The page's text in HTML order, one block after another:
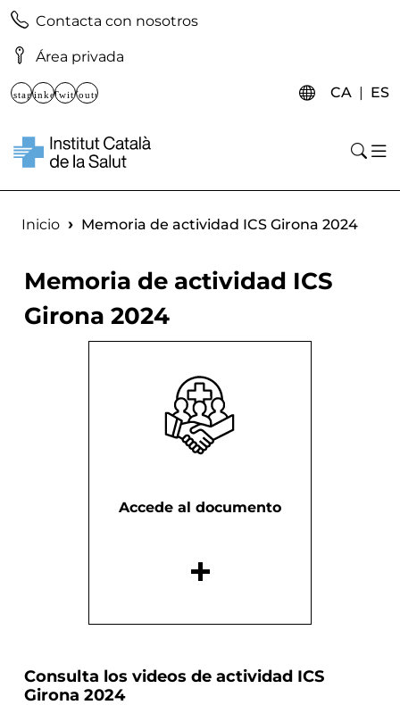
Pasar al contenido principal
Enllaços d'accés directe Atenció Primària
Contacta con nosotros
Área privada
Xarxes socials
Instagram
LinkedinTwitterYoutube CA ES
Ruta de navegación
Inicio Memoria de actividad ICS Girona 2024
Memoria de actividad ICS
Girona 2024
Accede al documento
Consulta los videos de actividad ICS
Girona 2024